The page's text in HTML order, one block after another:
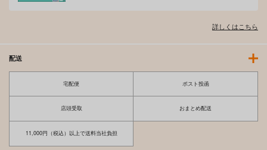
詳しくはこちら
配送
宅配便 ポスト投函
店頭受取 おまとめ配送
11,000円（税込）以上で送料当社負担